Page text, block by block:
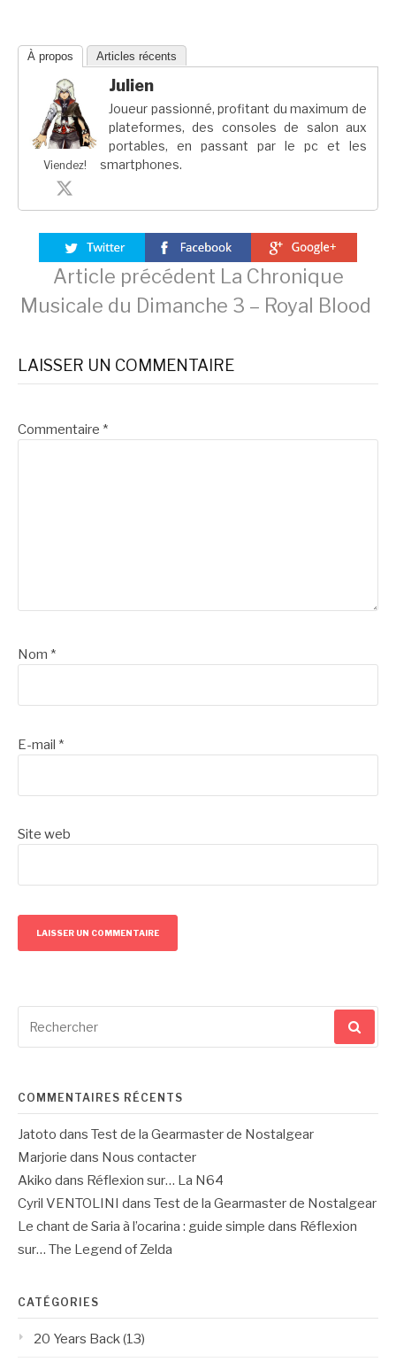
À propos Articles récents
Viendez!
Julien
Joueur passionné, profitant du maximum de
plateformes, des consoles de salon aux
portables, en passant par le pc et les
smartphones.
Lire
la
suite
Article précédent La Chronique
Musicale du Dimanche 3 – Royal Blood
LAISSER UN COMMENTAIRE
Commentaire *
Nom *
E-mail *
Site web
pour
COMMENTAIRES RÉCENTS
Jatoto dans Test de la Gearmaster de Nostalgear
Marjorie dans Nous contacter
Akiko dans Réflexion sur… La N64
Cyril VENTOLINI dans Test de la Gearmaster de Nostalgear
Le chant de Saria à l’ocarina : guide simple dans Réflexion
sur… The Legend of Zelda
CATÉGORIES
20 Years Back(13)